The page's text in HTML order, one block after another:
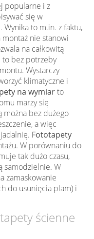
popularne i z
się w
to m.in. z faktu,
nie stanowi
na całkowitą
to bez potrzeby
Wystarczy
klimatyczne i
na wymiarto
marzy się
bez dużego
a więc
Fototapety
W porównaniu do
tak dużo czasu,
samodzielnie. W
zamaskowanie
do usunięcia plam) i
ścienne